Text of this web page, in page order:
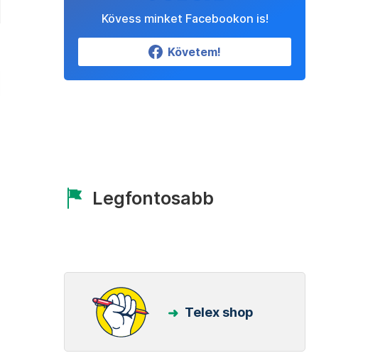
Kövess minket Facebookon is!
Követem!
Legfontosabb
Telex shop